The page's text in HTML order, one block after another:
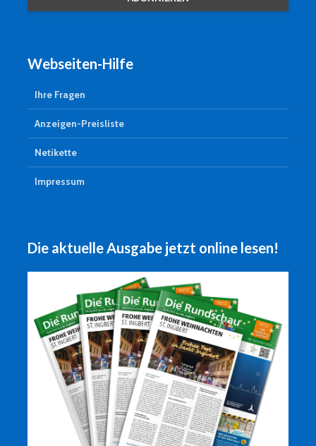
Webseiten-Hilfe
Ihre Fragen
Anzeigen-Preisliste
Netikette
Impressum
Die aktuelle Ausgabe jetzt online lesen!